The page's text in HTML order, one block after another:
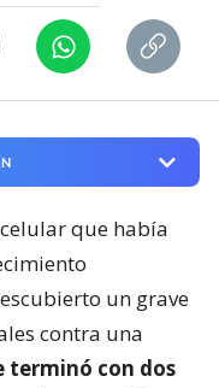
que había
un grave
contra una
terminó con dos